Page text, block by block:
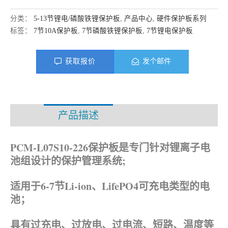
分类： 5-13节锂电/磷酸铁锂保护板 产品中心 硬件保护板系列
标签： 7节10A保护板 7节磷酸铁锂保护板 7节锂电保护板
获取报价 发个邮件
产品描述
PCM-L07S10-226保护板是专门针对锂离子电
池组设计的保护管理系统;
适用于6-7节Li-ion、 LifePO4可充电类型的电
池；
具有过充电、过放电、过电流、短路、温度等